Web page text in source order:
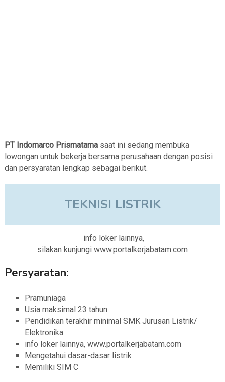
PT Indomarco Prismatama saat ini sedang membuka
lowongan untuk bekerja bersama perusahaan dengan posisi
dan persyaratan lengkap sebagai berikut.
TEKNISI LISTRIK
info loker lainnya,
silakan kunjungi www.portalkerjabatam.com
Persyaratan:
Pramuniaga
Usia maksimal 23 tahun
Pendidikan terakhir minimal SMK Jurusan Listrik/
Elektronika
info loker lainnya, www.portalkerjabatam.com
Mengetahui dasar-dasar listrik
Memiliki SIM C